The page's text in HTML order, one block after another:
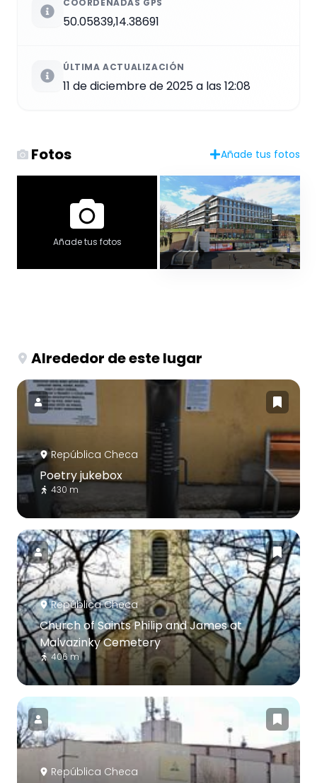
50.05839,14.38691
ÚLTIMA ACTUALIZACIÓN
11 de diciembre de 2025 a las 12:08
Fotos Añade tus fotos
Añade tus fotos
Alrededor de este lugar
República Checa
Poetry jukebox
430 m
República Checa
Church of Saints Philip and James at
Malvazinky Cemetery
406 m
República Checa